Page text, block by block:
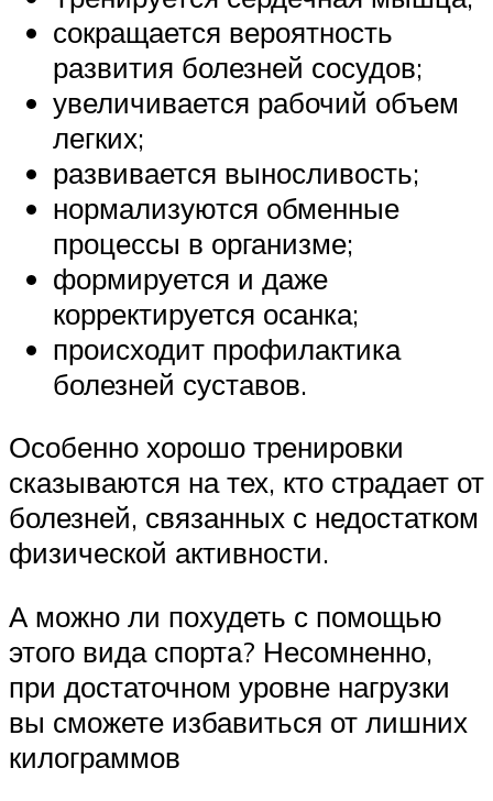
сокращается вероятность
развития болезней сосудов;
увеличивается рабочий объем
легких;
развивается выносливость;
нормализуются обменные
процессы в организме;
формируется и даже
корректируется осанка;
происходит профилактика
болезней суставов.
Особенно хорошо тренировки
сказываются на тех, кто страдает от
болезней, связанных с недостатком
физической активности.
А можно ли похудеть с помощью
этого вида спорта? Несомненно,
при достаточном уровне нагрузки
вы сможете избавиться от лишних
килограммов